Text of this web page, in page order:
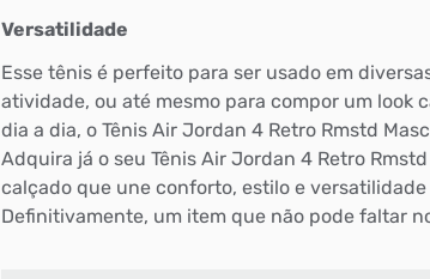
Versatilidade
Esse tênis é perfeito para ser usado em
atividade, ou até mesmo para compor um look
dia a dia, o Tênis Air Jordan 4 Retro Rmstd
Adquira já o seu Tênis Air Jordan 4 Retro
calçado que une conforto, estilo e
Definitivamente, um item que não pode faltar